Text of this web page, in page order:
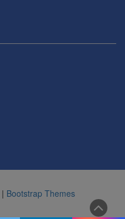
| Bootstrap Themes